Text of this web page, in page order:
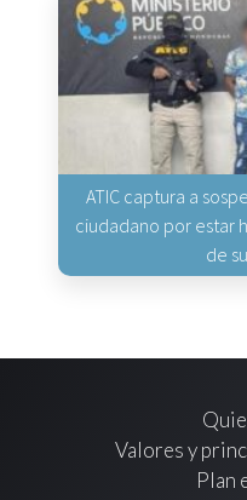
ATIC captura a
ciudadano por estar
de
Valores y
Plan